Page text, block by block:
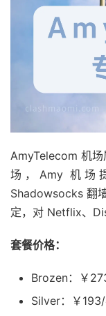
AmyTelecom 机
场，Amy 机场
Shadowsocks 翻
定，对 Netflix、
套餐价格：
Brozen：￥
Silver：￥193/